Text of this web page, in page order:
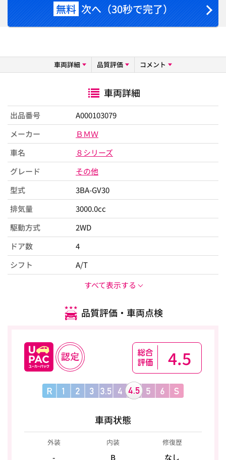
無料 次へ（30秒で完了）
車両詳細 品質評価 コメント
車両詳細
出品番号
A000103079
メーカー
ＢＭＷ
車名
８シリーズ
グレード
その他
型式
3BA-GV30
排気量
3000.0cc
駆動方式
2WD
ドア数
4
シフト
A/T
すべて表示する
品質評価・車両点検
4.5
車両状態
外装
-
内装
B
修復歴
なし